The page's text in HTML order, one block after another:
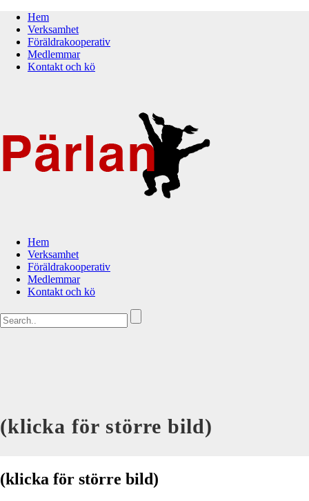
Hem
Verksamhet
Föräldrakooperativ
Medlemmar
Kontakt och kö
Hem
Verksamhet
Föräldrakooperativ
Medlemmar
Kontakt och kö
(klicka för större bild)
(klicka för större bild)